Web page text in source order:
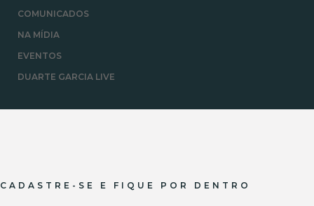
COMUNICADOS
NA MÍDIA
EVENTOS
DUARTE GARCIA LIVE
CADASTRE-SE E FIQUE POR DENTRO